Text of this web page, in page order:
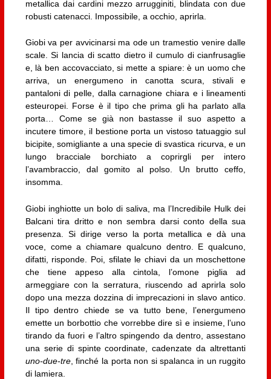
metallica dai cardini mezzo arrugginiti, blindata con due
robusti catenacci. Impossibile, a occhio, aprirla.
Giobi va per avvicinarsi ma ode un tramestio venire dalle
scale. Si lancia di scatto dietro il cumulo di cianfrusaglie
e, là ben accovacciato, si mette a spiare: è un uomo che
arriva, un energumeno in canotta scura, stivali e
pantaloni di pelle, dalla carnagione chiara e i lineamenti
esteuropei. Forse è il tipo che prima gli ha parlato alla
porta… Come se già non bastasse il suo aspetto a
incutere timore, il bestione porta un vistoso tatuaggio sul
bicipite, somigliante a una specie di svastica ricurva, e un
lungo bracciale borchiato a coprirgli per intero
l’avambraccio, dal gomito al polso. Un brutto ceffo,
insomma.
Giobi inghiotte un bolo di saliva, ma l’Incredibile Hulk dei
Balcani tira dritto e non sembra darsi conto della sua
presenza. Si dirige verso la porta metallica e dà una
voce, come a chiamare qualcuno dentro. E qualcuno,
difatti, risponde. Poi, sfilate le chiavi da un moschettone
che tiene appeso alla cintola, l’omone piglia ad
armeggiare con la serratura, riuscendo ad aprirla solo
dopo una mezza dozzina di imprecazioni in slavo antico.
Il tipo dentro chiede se va tutto bene, l’energumeno
emette un borbottio che vorrebbe dire sì e insieme, l’uno
tirando da fuori e l’altro spingendo da dentro, assestano
una serie di spinte coordinate, cadenzate da altrettanti
uno-due-tre, finché la porta non si spalanca in un ruggito
di lamiera.